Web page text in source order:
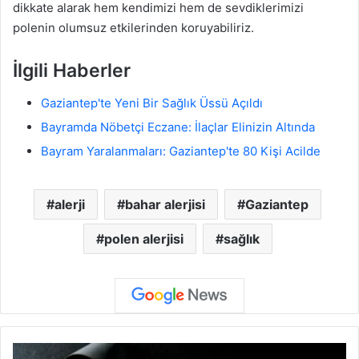
dikkate alarak hem kendimizi hem de sevdiklerimizi
polenin olumsuz etkilerinden koruyabiliriz.
İlgili Haberler
Gaziantep'te Yeni Bir Sağlık Üssü Açıldı
Bayramda Nöbetçi Eczane: İlaçlar Elinizin Altında
Bayram Yaralanmaları: Gaziantep'te 80 Kişi Acilde
alerji bahar alerjisi Gaziantep
polen alerjisi sağlık